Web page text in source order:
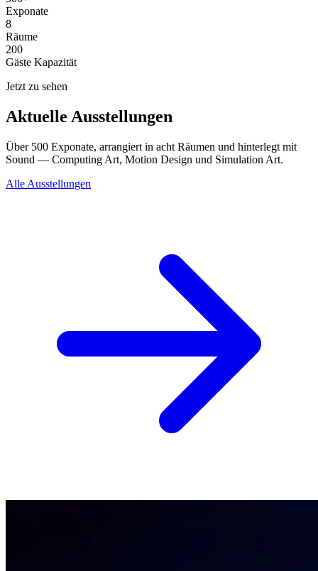
Exponate
8
Räume
200
Gäste Kapazität
Jetzt zu sehen
Aktuelle Ausstellungen
Über 500 Exponate, arrangiert in acht Räumen und hinterlegt mit
Sound — Computing Art, Motion Design und Simulation Art.
Alle Ausstellungen